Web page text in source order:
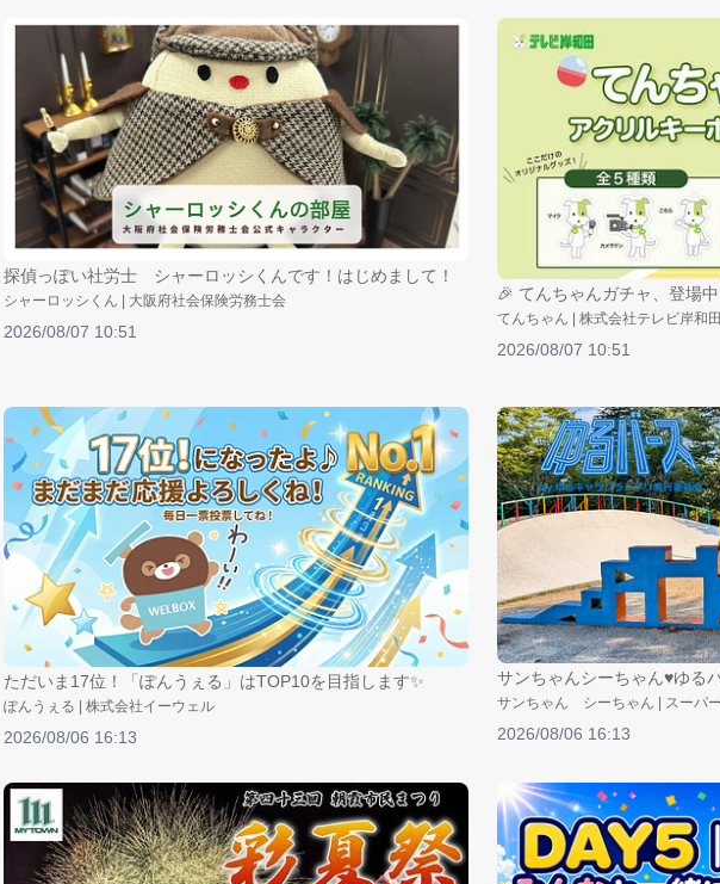
探偵っぽい社労士 シャーロッシくんです！はじめまして！
シャーロッシくん | 大阪府社会保険労務士会
2026/08/07 10:51
🎉 てんちゃんガチャ、登場中
てんちゃん | 株式会社テレビ岸和田
2026/08/07 10:51
ただいま17位！「ぽんうぇる」はTOP10を目指します✨
ぽんうぇる | 株式会社イーウェル
2026/08/06 16:13
サンちゃんシーちゃん♥ゆる
サンちゃん シーちゃん | スーパ
2026/08/06 16:13